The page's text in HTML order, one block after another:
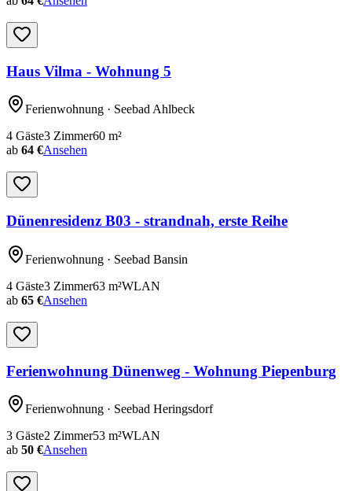
Haus Vilma - Wohnung 5
Ferienwohnung · Seebad Ahlbeck
4 Gäste3 Zimmer60 m²
ab 64 €Ansehen
Dünenresidenz B03 - strandnah, erste Reihe
Ferienwohnung · Seebad Bansin
4 Gäste3 Zimmer63 m²WLAN
ab 65 €Ansehen
Ferienwohnung Dünenweg - Wohnung Piepenburg
Ferienwohnung · Seebad Heringsdorf
3 Gäste2 Zimmer53 m²WLAN
ab 50 €Ansehen